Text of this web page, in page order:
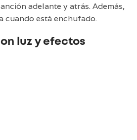
adelante y atrás. Además,
cuando está enchufado.
luz y efectos